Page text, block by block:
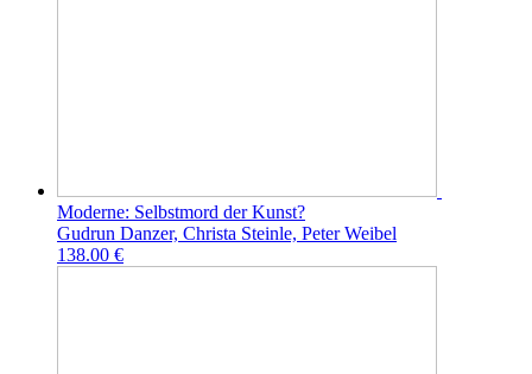
Moderne: Selbstmord der Kunst?
Gudrun Danzer, Christa Steinle, Peter Weibel
138.00 €